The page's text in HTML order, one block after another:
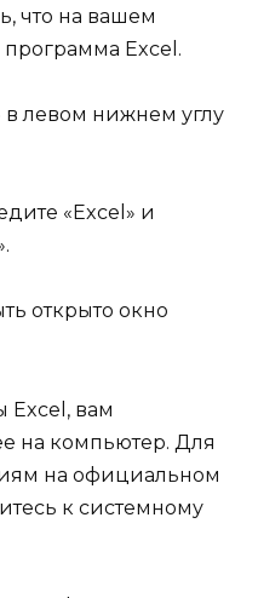
что на вашем
Excel.
в левом нижнем углу
«Excel» и
открыто окно
Excel, вам
на компьютер. Для
на официальном
к системному